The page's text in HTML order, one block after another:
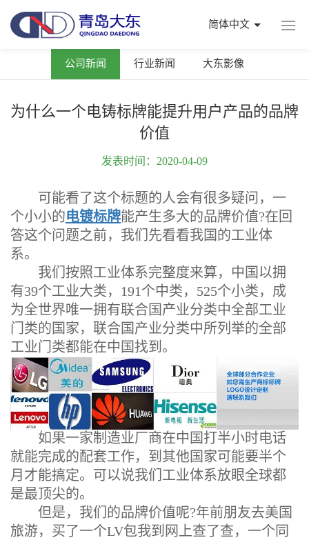
简体中文
公司新闻 行业新闻 大东影像
为什么一个电铸标牌能提升用户产品的品牌
价值
发表时间：2020-04-09
可能看了这个标题的人会有很多疑问，一
个小小的电镀标牌能产生多大的品牌价值?在回
答这个问题之前，我们先看看我国的工业体
系。
我们按照工业体系完整度来算，中国以拥
有39个工业大类，191个中类，525个小类，成
为全世界唯一拥有联合国产业分类中全部工业
门类的国家，联合国产业分类中所列举的全部
工业门类都能在中国找到。
如果一家制造业厂商在中国打半小时电话
就能完成的配套工作，到其他国家可能要半个
月才能搞定。可以说我们工业体系放眼全球都
是最顶尖的。
但是，我们的品牌价值呢?年前朋友去美国
旅游，买了一个LV包我到网上查了查，一个同